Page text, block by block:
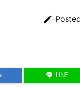

LINE